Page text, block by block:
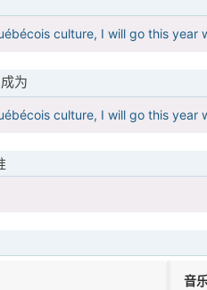
culture, I will go this year
为
culture, I will go this year
音